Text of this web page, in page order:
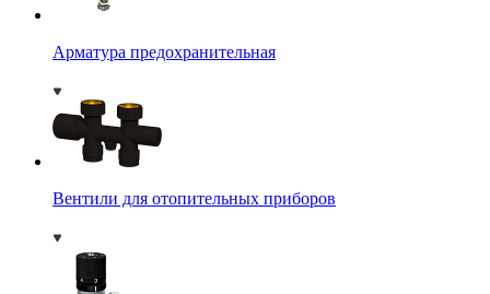
Арматура предохранительная
Вентили для отопительных приборов